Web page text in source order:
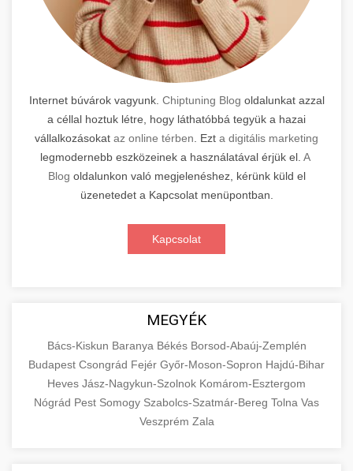
Internet búvárok vagyunk. Chiptuning Blog oldalunkat azzal
a céllal hoztuk létre, hogy láthatóbbá tegyük a hazai
vállalkozásokat az online térben . Ezt a digitális marketing
legmodernebb eszközeinek a használatával érjük el. A
Blog oldalunkon való megjelenéshez, kérünk küld el
üzenetedet a Kapcsolat menüpontban.
Kapcsolat
MEGYÉK
Bács-Kiskun Baranya Békés Borsod-Abaúj-Zemplén
Budapest Csongrád Fejér Győr-Moson-Sopron Hajdú-Bihar
Heves Jász-Nagykun-Szolnok Komárom-Esztergom
Nógrád Pest Somogy Szabolcs-Szatmár-Bereg Tolna Vas
Veszprém Zala